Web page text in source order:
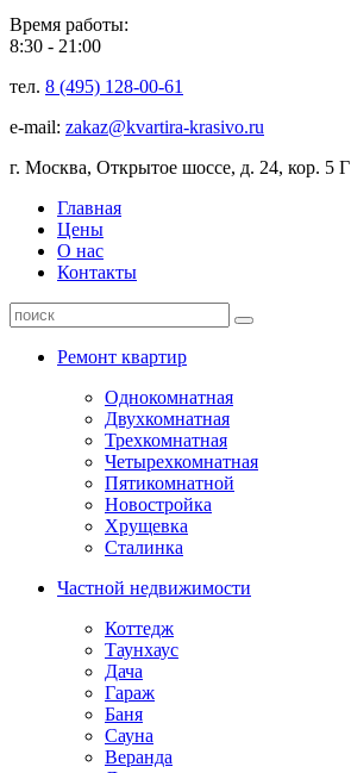
Время работы:
8:30 - 21:00
тел. 8 (495) 128-00-61
e-mail: zakaz@kvartira-krasivo.ru
г. Москва, Открытое шоссе, д. 24, кор. 5 Г
Главная
Цены
О нас
Контакты
Ремонт квартир
Однокомнатная
Двухкомнатная
Трехкомнатная
Четырехкомнатная
Пятикомнатной
Новостройка
Хрущевка
Сталинка
Частной недвижимости
Коттедж
Таунхаус
Дача
Гараж
Баня
Сауна
Веранда